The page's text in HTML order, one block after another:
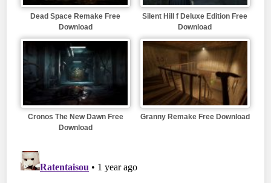
Dead Space Remake Free
Download
Silent Hill f Deluxe Edition Free
Download
Cronos The New Dawn Free
Download
Granny Remake Free Download